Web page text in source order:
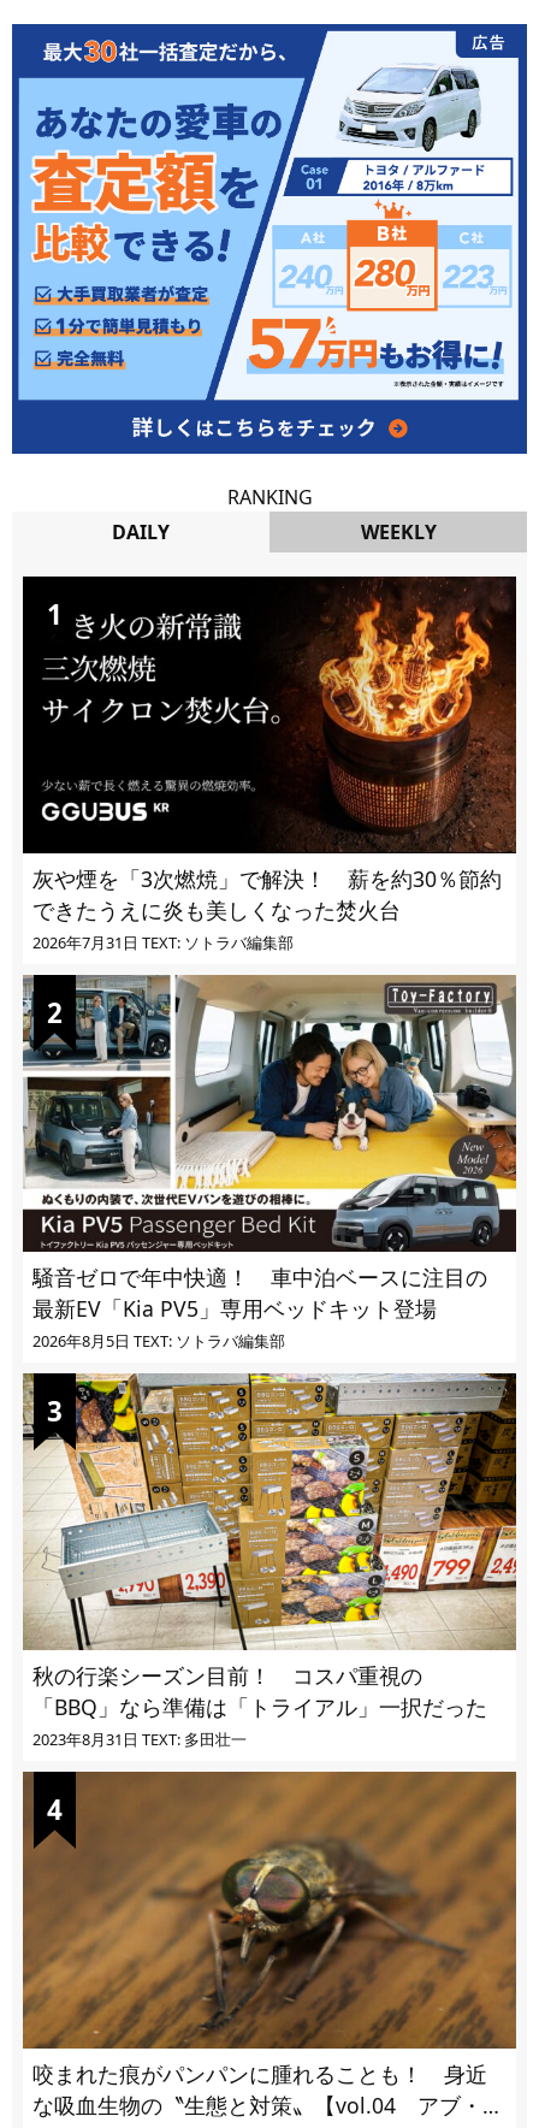
RANKING
DAILY
WEEKLY
灰や煙を「3次燃焼」で解決！ 薪を約30％節約
できたうえに炎も美しくなった焚火台
2026年7月31日 TEXT: ソトラバ編集部
騒音ゼロで年中快適！ 車中泊ベースに注目の
最新EV「Kia PV5」専用ベッドキット登場
2026年8月5日 TEXT: ソトラバ編集部
秋の行楽シーズン目前！ コスパ重視の
「BBQ」なら準備は「トライアル」一択だった
2023年8月31日 TEXT: 多田壮一
咬まれた痕がパンパンに腫れることも！ 身近
な吸血生物の〝生態と対策〟【vol.04 アブ・ブ